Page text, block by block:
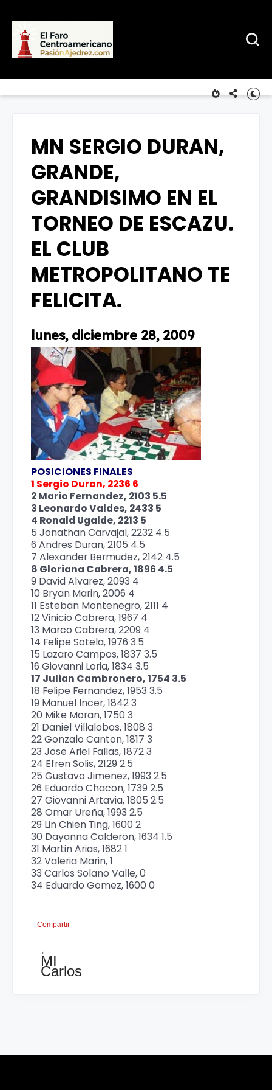
MN SERGIO DURAN,
GRANDE,
GRANDISIMO EN EL
TORNEO DE ESCAZU.
EL CLUB
METROPOLITANO TE
FELICITA.
lunes, diciembre 28, 2009
POSICIONES FINALES
1 Sergio Duran, 2236 6
2 Mario Fernandez, 2103 5.5
3 Leonardo Valdes, 2433 5
4 Ronald Ugalde, 2213 5
5 Jonathan Carvajal, 2232 4.5
6 Andres Duran, 2105 4.5
7 Alexander Bermudez, 2142 4.5
8 Gloriana Cabrera, 1896 4.5
9 David Alvarez, 2093 4
10 Bryan Marin, 2006 4
11 Esteban Montenegro, 2111 4
12 Vinicio Cabrera, 1967 4
13 Marco Cabrera, 2209 4
14 Felipe Sotela, 1976 3.5
15 Lazaro Campos, 1837 3.5
16 Giovanni Loria, 1834 3.5
17 Julian Cambronero, 1754 3.5
18 Felipe Fernandez, 1953 3.5
19 Manuel Incer, 1842 3
20 Mike Moran, 1750 3
21 Daniel Villalobos, 1808 3
22 Gonzalo Canton, 1817 3
23 Jose Ariel Fallas, 1872 3
24 Efren Solis, 2129 2.5
25 Gustavo Jimenez, 1993 2.5
26 Eduardo Chacon, 1739 2.5
27 Giovanni Artavia, 1805 2.5
28 Omar Ureña, 1993 2.5
29 Lin Chien Ting, 1600 2
30 Dayanna Calderon, 1634 1.5
31 Martin Arias, 1682 1
32 Valeria Marin, 1
33 Carlos Solano Valle, 0
34 Eduardo Gomez, 1600 0
Compartir
←
MI
Carlos